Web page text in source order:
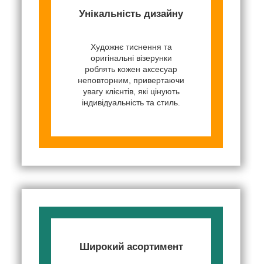
Унікальність дизайну
Художнє тиснення та
оригінальні візерунки
роблять кожен аксесуар
неповторним, привертаючи
увагу клієнтів, які цінують
індивідуальність та стиль.
Широкий асортимент